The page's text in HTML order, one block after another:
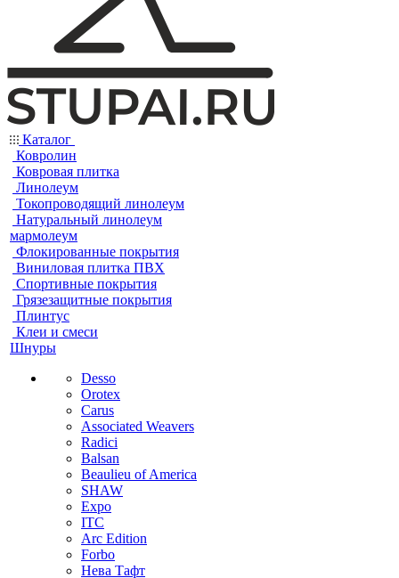
Каталог
Ковролин
Ковровая плитка
Линолеум
Токопроводящий линолеум
Натуральный линолеум
мармолеум
Флокированные покрытия
Виниловая плитка ПВХ
Спортивные покрытия
Грязезащитные покрытия
Плинтус
Клеи и смеси
Шнуры
Desso
Orotex
Carus
Associated Weavers
Radici
Balsan
Beaulieu of America
SHAW
Expo
ITC
Arc Edition
Forbo
Нева Тафт